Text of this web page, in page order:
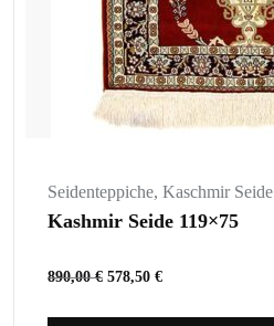
Seidenteppiche, Kaschmir Seide
Kashmir Seide 119×75
890,00€ 578,50 €